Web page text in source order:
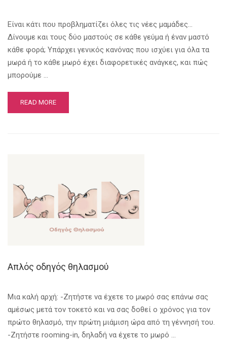
Είναι κάτι που προβληματίζει όλες τις νέες μαμάδες…
Δίνουμε και τους δύο μαστούς σε κάθε γεύμα ή έναν μαστό
κάθε φορά; Υπάρχει γενικός κανόνας που ισχύει για όλα τα
μωρά ή το κάθε μωρό έχει διαφορετικές ανάγκες, και πώς
μπορούμε …
READ MORE
Απλός οδηγός θηλασμού
Μια καλή αρχή: -Ζητήστε να έχετε το μωρό σας επάνω σας
αμέσως μετά τον τοκετό και να σας δoθεί ο χρόνος για τον
πρώτο θηλασμό, την πρώτη μιάμιση ώρα από τη γέννησή του.
-Ζητήστε rooming-in, δηλαδή να έχετε το μωρό …